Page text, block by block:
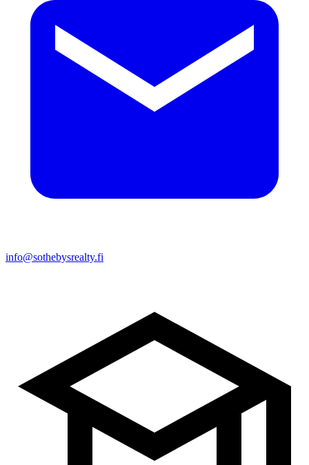
info@sothebysrealty.fi